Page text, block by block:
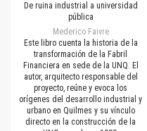
De ruina industrial a universidad
pública
Mederico Faivre
Este libro cuenta la historia de la
transformación de la Fabril
Financiera en sede de la UNQ. El
autor, arquitecto responsable del
proyecto, reúne y evoca los
orígenes del desarrollo industrial y
urbano en Quilmes y su vínculo
directo en la construcción de la